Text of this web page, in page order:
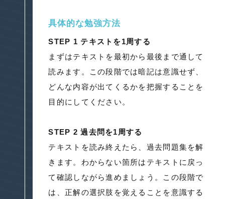
具体的な勉強方法
STEP 1 テキストを1周する
まずはテキストを最初から最後まで通して
読みます。この段階では暗記は意識せず、
どんな内容が出てくるかを把握することを
目的にしてください。
STEP 2 過去問を1周する
テキストを読み終えたら、過去問題集を解
きます。わからない箇所はテキストに戻っ
て確認しながら進めましょう。この段階で
は、正解の選択肢を覚えることを意識する